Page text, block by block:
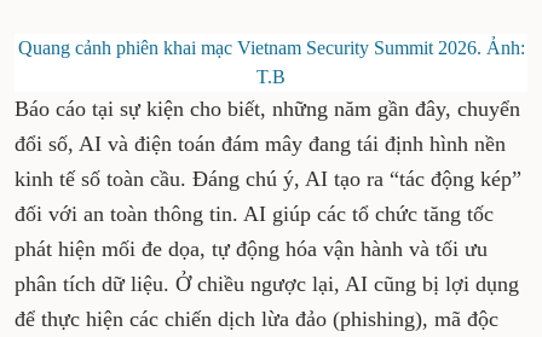
Quang cảnh phiên khai mạc Vietnam Security Summit 2026. Ảnh:
T.B
Báo cáo tại sự kiện cho biết, những năm gần đây, chuyển
đổi số, AI và điện toán đám mây đang tái định hình nền
kinh tế số toàn cầu. Đáng chú ý, AI tạo ra “tác động kép”
đối với an toàn thông tin. AI giúp các tổ chức tăng tốc
phát hiện mối đe dọa, tự động hóa vận hành và tối ưu
phân tích dữ liệu. Ở chiều ngược lại, AI cũng bị lợi dụng
để thực hiện các chiến dịch lừa đảo (phishing), mã độc